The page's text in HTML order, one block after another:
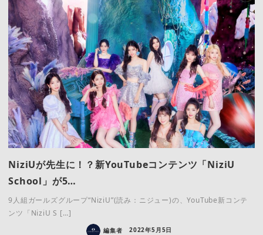
NiziUが先生に！？新YouTubeコンテンツ「NiziU
School」が5…
9人組ガールズグループ“NiziU”(読み：ニジュー)の、YouTube新コンテ
ンツ「NiziU S […]
編集者 2022年5月5日